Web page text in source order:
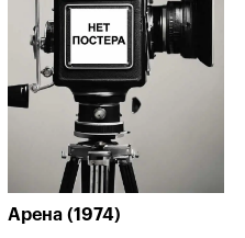
Арена (1974)